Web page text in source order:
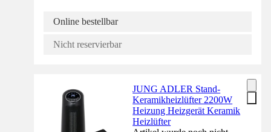
Online bestellbar
Nicht reservierbar
JUNG ADLER Stand-
Keramikheizlüfter 2200W
Heizung Heizgerät Keramik
Heizlüfter